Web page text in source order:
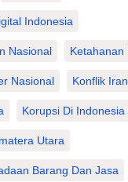
Indonesia
Nasional Ketahanan
Nasional Konflik
Korupsi Di Indonesia
Utara
Barang Dan Jasa